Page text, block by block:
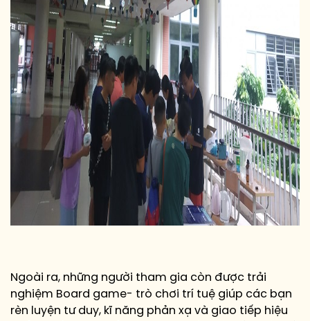
Ngoài ra, những người tham gia còn được trải
nghiệm Board game- trò chơi trí tuệ giúp các bạn
rèn luyện tư duy, kĩ năng phản xạ và giao tiếp hiệu